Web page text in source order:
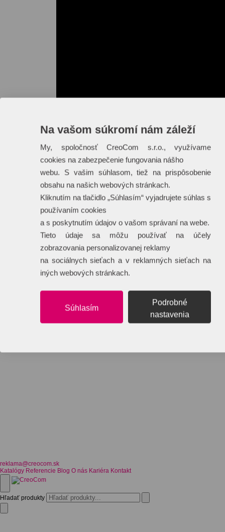
reklama@creocom.sk
Katalógy Referencie Blog O nás Kariéra Kontakt
Hľadať produkty
Na vašom súkromí nám záleží
My, spoločnosť CreoCom s.r.o., využívame
cookies na zabezpečenie fungovania nášho
webu. S vašim súhlasom, tiež na prispôsobenie
obsahu na našich webových stránkach.
Kliknutím na tlačidlo „Súhlasím“ vyjadrujete súhlas s
používaním cookies
a s poskytnutím údajov o vašom správaní na webe.
Tieto údaje sa môžu používať na účely
zobrazovania personalizovanej reklamy
na sociálnych sieťach a v reklamných sieťach na
iných webových stránkach.
Súhlasím
Podrobné
nastavenia